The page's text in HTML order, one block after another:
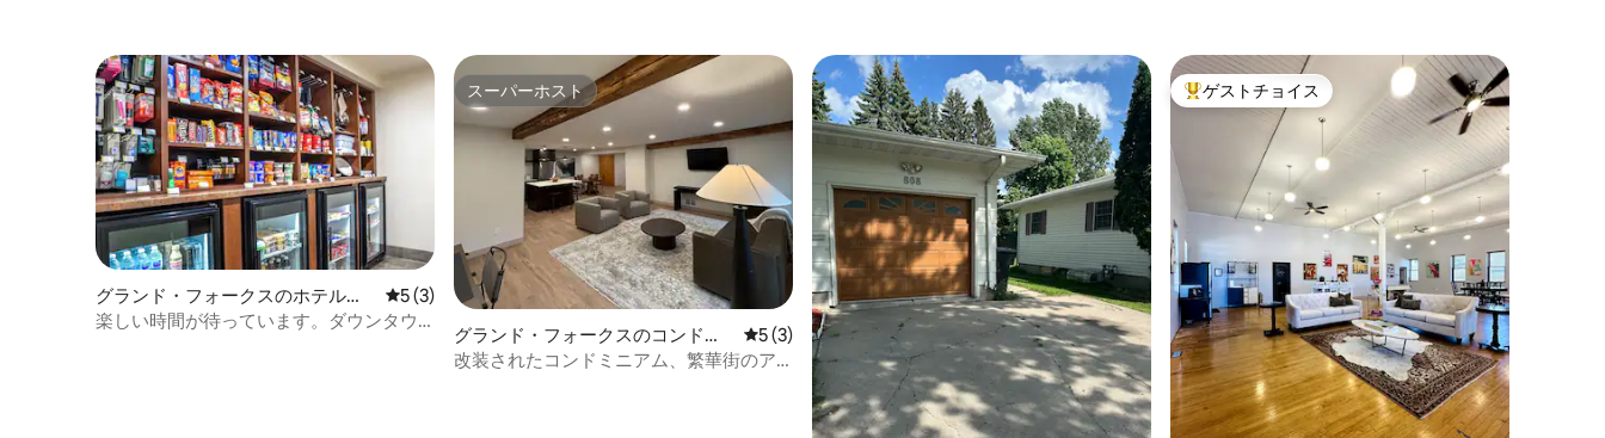
グランド・フォークスのホテル客
室
レビュー3件、5つ星中5つ星の平均評価
5 (3)
楽しい時間が待っています。ダウンタウ
スーパーホスト
スーパーホスト
グランド・フォークスのコンドミ
ニアム
レビュー3件、5つ星中5つ星の平均評価
5 (3)
改装されたコンドミニアム、繁華街のア
大好評のゲストチョイスです。
ゲストチョイス